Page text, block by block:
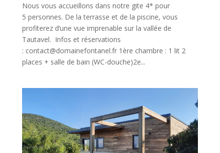
Nous vous accueillons dans notre gite 4* pour
5 personnes. De la terrasse et de la piscine, vous
profiterez d’une vue imprenable sur la vallée de
Tautavel. Infos et réservations
: contact@domainefontanel.fr 1ère chambre : 1 lit 2
places + salle de bain (WC-douche)2e...